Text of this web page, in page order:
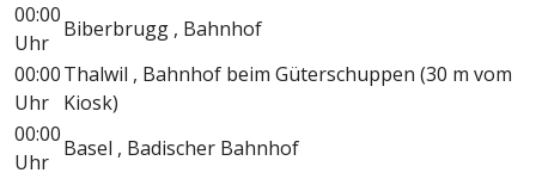
00:00
Uhr
Biberbrugg , Bahnhof
00:00
Uhr
Thalwil , Bahnhof beim Güterschuppen (30 m vom
Kiosk)
00:00
Uhr
Basel , Badischer Bahnhof